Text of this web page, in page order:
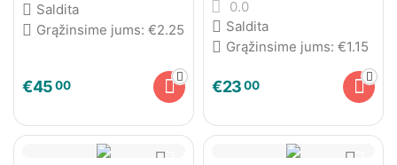
Saldita
Grąžinsime jums: €2.25
€4500
0.0
Saldita
Grąžinsime jums: €1.15
€2300